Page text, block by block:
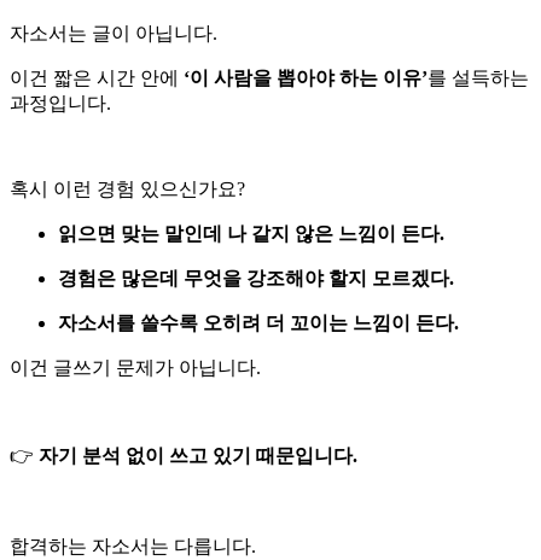
자소서는 글이 아닙니다.
이건 짧은 시간 안에 ‘이 사람을 뽑아야 하는 이유’를 설득하는
과정입니다.
혹시 이런 경험 있으신가요?
읽으면 맞는 말인데 나 같지 않은 느낌이 든다.
경험은 많은데 무엇을 강조해야 할지 모르겠다.
자소서를 쓸수록 오히려 더 꼬이는 느낌이 든다.
이건 글쓰기 문제가 아닙니다.
👉 자기 분석 없이 쓰고 있기 때문입니다.
합격하는 자소서는 다릅니다.